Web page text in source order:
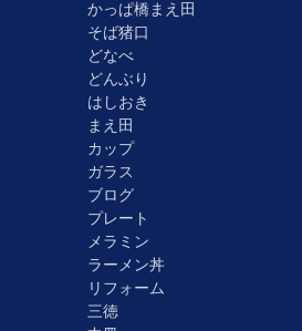
かっぱ橋まえ田
そば猪口
どなべ
どんぶり
はしおき
まえ田
カップ
ガラス
ブログ
プレート
メラミン
ラーメン丼
リフォーム
三徳